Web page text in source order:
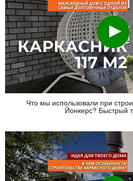
Что мы использовали при
Йонкерс? Быстрый